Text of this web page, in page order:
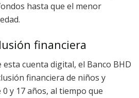
hasta que el menor
financiera
cuenta digital, el Banco BHD
financiera de niños y
y 17 años, al tiempo que